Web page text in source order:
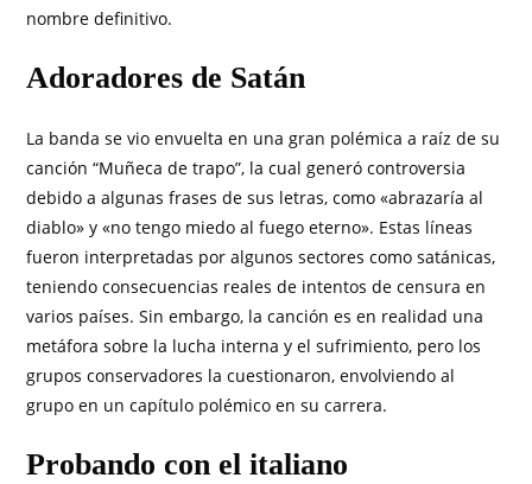
nombre definitivo.
Adoradores de Satán
La banda se vio envuelta en una gran polémica a raíz de su
canción “Muñeca de trapo”, la cual generó controversia
debido a algunas frases de sus letras, como «abrazaría al
diablo» y «no tengo miedo al fuego eterno». Estas líneas
fueron interpretadas por algunos sectores como satánicas,
teniendo consecuencias reales de intentos de censura en
varios países. Sin embargo, la canción es en realidad una
metáfora sobre la lucha interna y el sufrimiento, pero los
grupos conservadores la cuestionaron, envolviendo al
grupo en un capítulo polémico en su carrera.
Probando con el italiano